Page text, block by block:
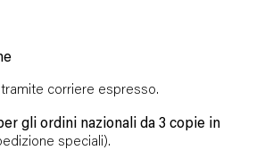
corriere espresso.
gli ordini nazionali da 3 copie in
speciali).